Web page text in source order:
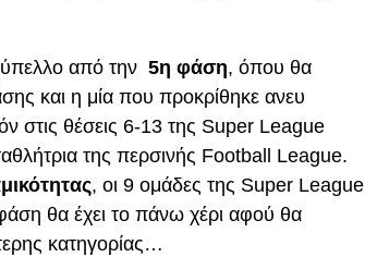
από την 5η φάση, όπου θα
και η μία που προκρίθηκε ανευ
στις θέσεις 6-13 της Super League
της περσινής Football League.
, οι 9 ομάδες της Super League
θα έχει το πάνω χέρι αφού θα
κατηγορίας…